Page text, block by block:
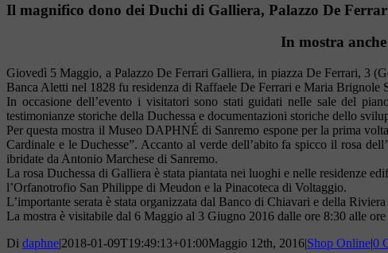
Il magnifico dono dei Duchi di Galliera, Palazzo De
In mostra
Giovedì 5 Maggio, a Palazzo De Ferrari Galliera, in piazza De Ferrari, 3
Banca Aletti nel 1828 fu residenza di Raffaele De Ferrari e Maria Brignole
In occasione dell’evento i visitatori sono stati guidati nelle sale del
testimonianze storiche della Duchessa e documentazioni storiche dello
Per questa mostra il Museo DAPHNÉ di Sanremo espone per la prima
Cardinale e le Duchesse”. Accanto al verde dell’abito fa spicco il rosa
ibridate da Antonio Marchese di Sanremo.
La rosa Duchessa di Galliera è stata piantata nei luoghi e nelle residenze
l’Orfanotrofio San Philippe di Meudon e la Pinacoteca di Voltaggio.
L’importante serata è stata organizzata dal Banco di Chiavari e della
La mostra è visitabile dal 6 Maggio al 3 Giugno 2016 dalle ore 8:30 alle ore
Di daphne|2018-01-09T19:49:13+01:00Maggio 12th, 2016|Shop Online|0